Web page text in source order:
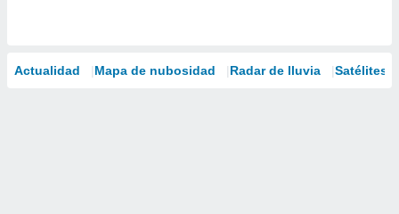
Actualidad Mapa de nubosidad Radar de lluvia Satélites